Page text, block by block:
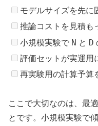
モデルサイズを先に
推論コストを見積も
小規模実験で N と D
評価セットが実運用
再実験用の計算予算
ここで大切なのは、最
とです。小規模実験で